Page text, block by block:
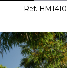
Ref. HM1410